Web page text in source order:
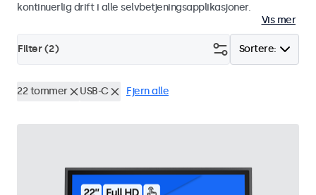
kontinuerlig drift i alle selvbetjeningsapplikasjoner.
Vis mer
Sortere:
Filter (2)
22 tommer USB-C Fjern alle